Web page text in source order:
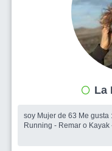
soy Mujer de 63 Me gusta : Natación - Ciclismo - Aerobic -
Running - Remar o Kayak